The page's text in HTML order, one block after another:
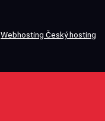
Webhosting Český hosting